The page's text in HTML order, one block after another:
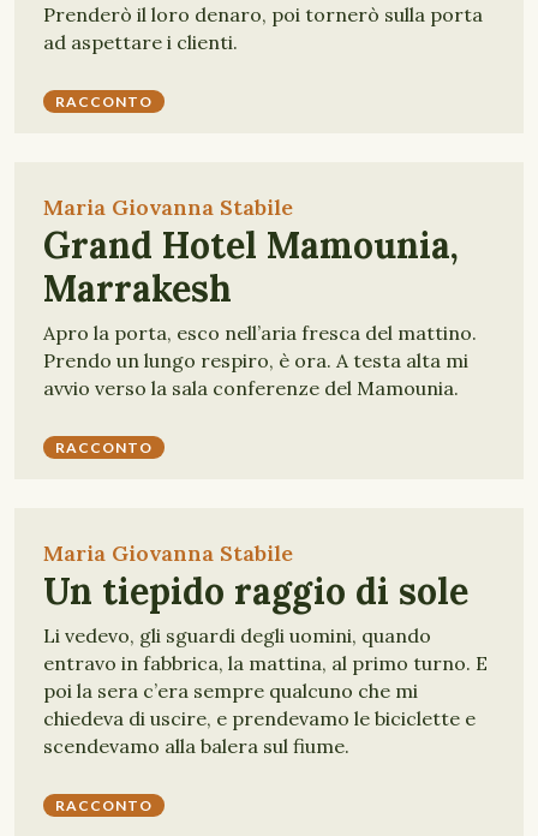
Prenderò il loro denaro, poi tornerò sulla porta
ad aspettare i clienti.
RACCONTO
Maria Giovanna Stabile
Grand Hotel Mamounia,
Marrakesh
Apro la porta, esco nell’aria fresca del mattino.
Prendo un lungo respiro, è ora. A testa alta mi
avvio verso la sala conferenze del Mamounia.
RACCONTO
Maria Giovanna Stabile
Un tiepido raggio di sole
Li vedevo, gli sguardi degli uomini, quando
entravo in fabbrica, la mattina, al primo turno. E
poi la sera c’era sempre qualcuno che mi
chiedeva di uscire, e prendevamo le biciclette e
scendevamo alla balera sul fiume.
RACCONTO